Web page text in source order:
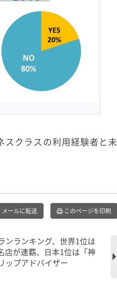
クラスの利用経験者と未
メールに転送 このページを印刷
ンランキング、世界1位は
店が連覇、日本1位は「神
プアドバイザー